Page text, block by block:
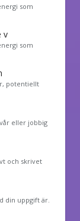
som
v
som
potentiellt
eller jobbig
och skrivet
din uppgift är.